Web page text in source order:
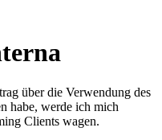
über die Verwendung des
habe, werde ich mich
Clients wagen.